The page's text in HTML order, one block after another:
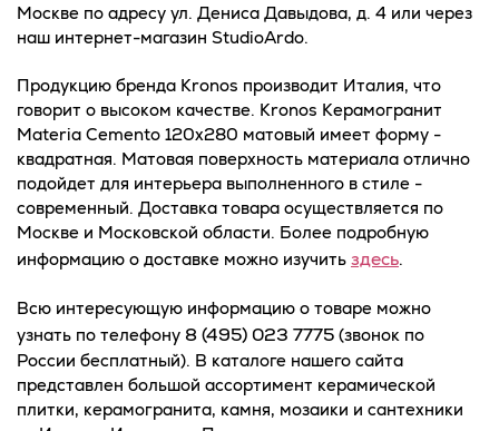
Москве по адресу ул. Дениса Давыдова, д. 4 или через
наш интернет-магазин StudioArdo.
Продукцию бренда Kronos производит Италия, что
говорит о высоком качестве. Kronos Керамогранит
Materia Cemento 120x280 матовый имеет форму -
квадратная. Матовая поверхность материала отлично
подойдет для интерьера выполненного в стиле -
современный. Доставка товара осуществляется по
Москве и Московской области. Более подробную
информацию о доставке можно изучить здесь.
Всю интересующую информацию о товаре можно
узнать по телефону 8 (495) 023 7775 (звонок по
России бесплатный). В каталоге нашего сайта
представлен большой ассортимент керамической
плитки, керамогранита, камня, мозаики и сантехники